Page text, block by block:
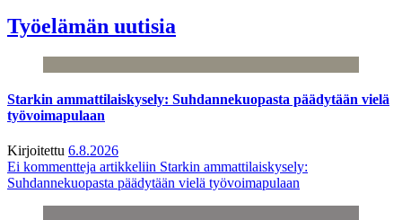
Työelämän uutisia
Starkin ammattilaiskysely: Suhdannekuopasta päädytään vielä
työvoimapulaan
Kirjoitettu 6.8.2026
Ei kommentteja artikkeliin Starkin ammattilaiskysely:
Suhdannekuopasta päädytään vielä työvoimapulaan